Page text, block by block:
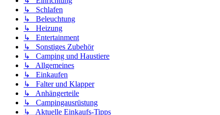
↳ Schlafen
↳ Beleuchtung
↳ Heizung
↳ Entertainment
↳ Sonstiges Zubehör
↳ Camping und Haustiere
↳ Allgemeines
↳ Einkaufen
↳ Falter und Klapper
↳ Anhängerteile
↳ Campingausrüstung
↳ Aktuelle Einkaufs-Tipps